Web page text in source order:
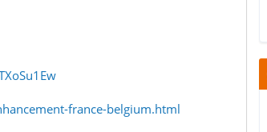
france-belgium.html